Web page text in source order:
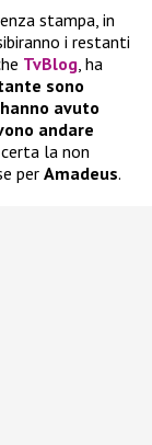
stampa, in
i restanti
TvBlog, ha
sono
avuto
andare
certa la non
per Amadeus.